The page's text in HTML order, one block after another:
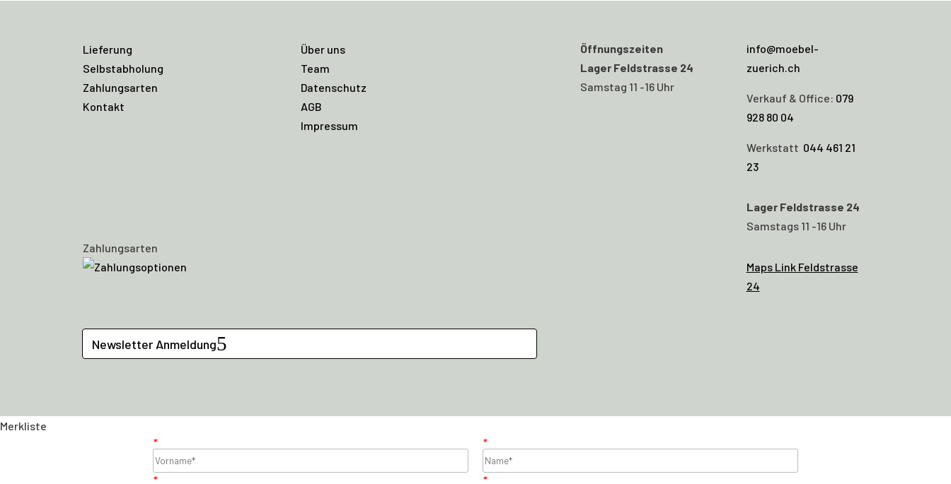
Lieferung
Selbstabholung
Zahlungsarten
Kontakt
Über uns
Team
Datenschutz
AGB
Impressum
Zahlungsarten
Newsletter Anmeldung
Öffnungszeiten
Lager Feldstrasse 24
Samstag 11 -16 Uhr
info@moebel-
zuerich.ch
Verkauf & Office: 079
928 80 04
Werkstatt 044 461 21
23
Lager Feldstrasse 24
Samstags 11 -16 Uhr
Maps Link Feldstrasse
24
Merkliste
*
*
* *